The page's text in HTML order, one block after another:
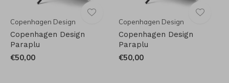
Copenhagen Design
Copenhagen Design
Paraplu
€50,00
Copenhagen Design
Copenhagen Design
Paraplu
€50,00